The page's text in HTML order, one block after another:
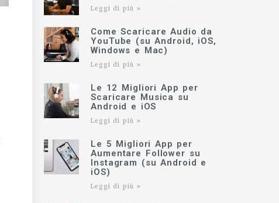
Leggi di più »
Come Scaricare Audio da
YouTube (su Android, iOS,
Windows e Mac)
Leggi di più »
Le 12 Migliori App per
Scaricare Musica su
Android e iOS
Leggi di più »
Le 5 Migliori App per
Aumentare Follower su
Instagram (su Android e
iOS)
Leggi di più »